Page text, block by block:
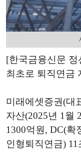
[한국금융신문 정
최초로 퇴직연금
미래에셋증권(대
자산(2025년 1월
1300억원, DC(확
인형퇴직연금)